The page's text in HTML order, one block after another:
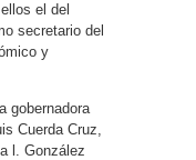
el del
secretario del
y
gobernadora
Cuerda Cruz,
l. González